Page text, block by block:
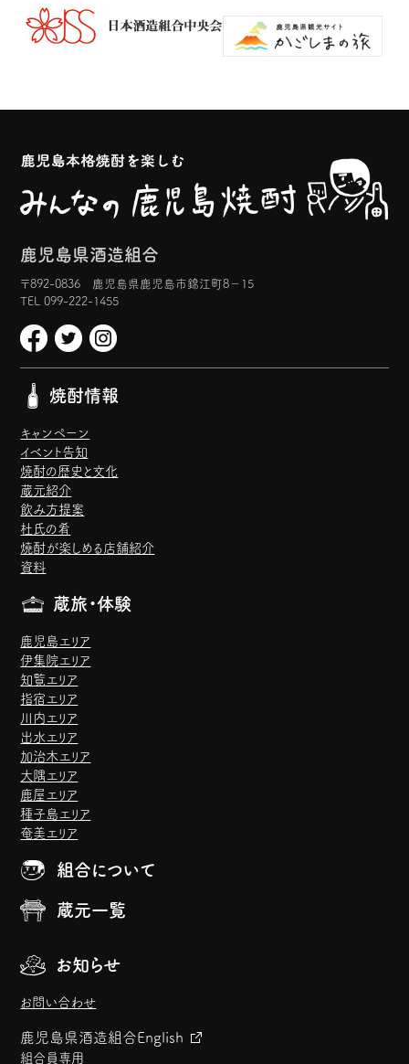
鹿児島県酒造組合
〒892-0836 鹿児島県鹿児島市錦江町8−15
TEL 099-222-1455
焼酎情報
キャンペーン
イベント告知
焼酎の歴史と文化
蔵元紹介
飲み方提案
杜氏の肴
焼酎が楽しめる店舗紹介
資料
蔵旅・体験
鹿児島エリア
伊集院エリア
知覧エリア
指宿エリア
川内エリア
出水エリア
加治木エリア
大隅エリア
鹿屋エリア
種子島エリア
奄美エリア
組合について
蔵元一覧
お知らせ
お問い合わせ
鹿児島県酒造組合English
組合員専用